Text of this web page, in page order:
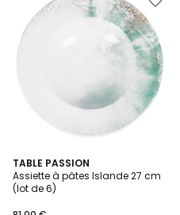
TABLE PASSION
Assiette à pâtes Islande 27 cm
(lot de 6)